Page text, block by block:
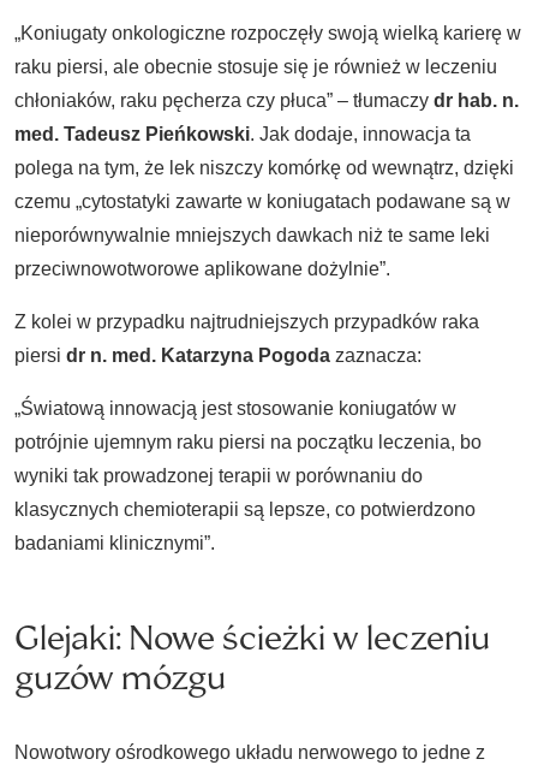
„Koniugaty onkologiczne rozpoczęły swoją wielką karierę w
raku piersi, ale obecnie stosuje się je również w leczeniu
chłoniaków, raku pęcherza czy płuca” – tłumaczy dr hab. n.
med. Tadeusz Pieńkowski. Jak dodaje, innowacja ta
polega na tym, że lek niszczy komórkę od wewnątrz, dzięki
czemu „cytostatyki zawarte w koniugatach podawane są w
nieporównywalnie mniejszych dawkach niż te same leki
przeciwnowotworowe aplikowane dożylnie”.
Z kolei w przypadku najtrudniejszych przypadków raka
piersi dr n. med. Katarzyna Pogoda zaznacza:
„Światową innowacją jest stosowanie koniugatów w
potrójnie ujemnym raku piersi na początku leczenia, bo
wyniki tak prowadzonej terapii w porównaniu do
klasycznych chemioterapii są lepsze, co potwierdzono
badaniami klinicznymi”.
Glejaki: Nowe ścieżki w leczeniu
guzów mózgu
Nowotwory ośrodkowego układu nerwowego to jedne z